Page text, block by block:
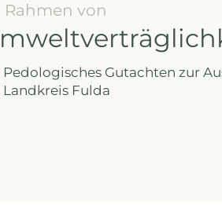
Rahmen von
Pedologisches Gutachten zur
Landkreis Fulda